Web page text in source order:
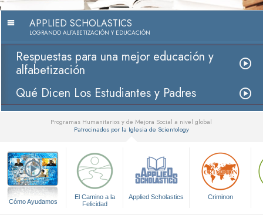
APPLIED SCHOLASTICS
LOGRANDO ALFABETIZACIÓN Y EDUCACIÓN
Respuestas para una mejor educación y
alfabetización
Qué Dicen Los Estudiantes y Padres
Programas Humanitarios y de Mejora Social a nivel global
Patrocinados por la Iglesia de Scientology
Cómo Ayudamos
El Camino a la
Felicidad
Applied Scholastics Criminon